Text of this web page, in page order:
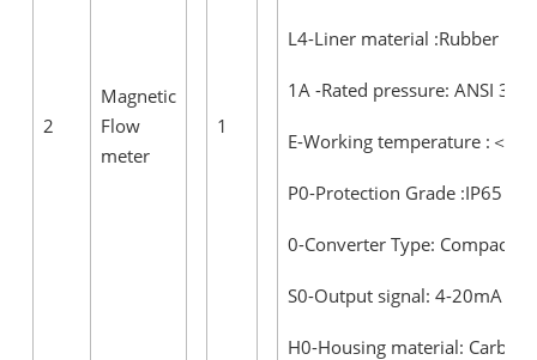
2
Magnetic
Flow
meter
1
L4-Liner material :Rubber
1A -Rated pressure: ANSI
E-Working temperature :＜
P0-Protection Grade :IP65
0-Converter Type: Compact
S0-Output signal: 4-20mA
H0-Housing material: Carbon